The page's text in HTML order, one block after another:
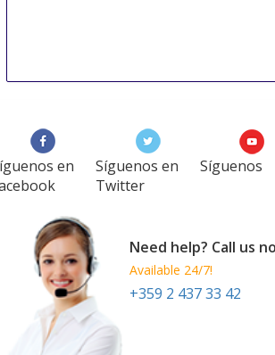
en
Síguenos en
Twitter
Síguenos
Need help? Call us
Available 24/7!
+359 2 437 33 42